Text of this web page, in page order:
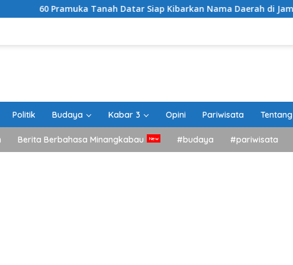
Tanah Datar Siap Kibarkan Nama Daerah di Jamnas XII Cibubur
Politik Budaya Kabar 3 Opini Pariwisata Tentang
Berita Berbahasa Minangkabau #budaya #pariwisata